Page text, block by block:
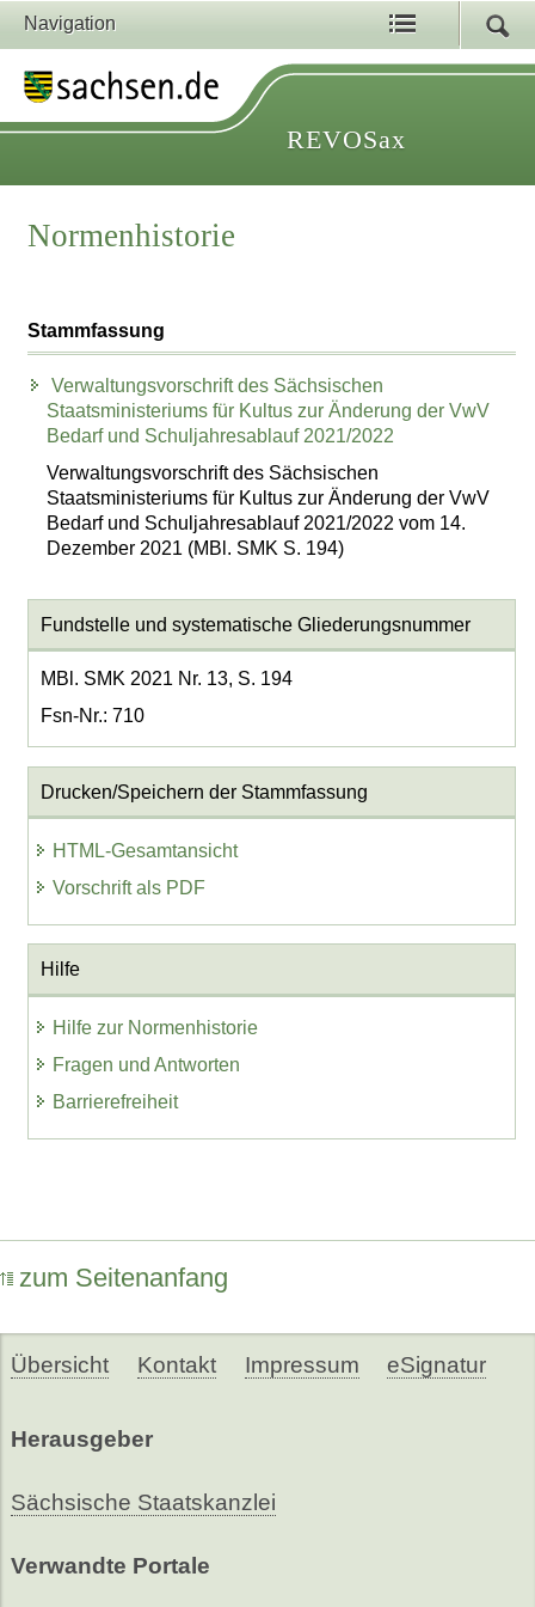
Navigation
REVOSax
Normenhistorie
Stammfassung
Verwaltungsvorschrift des Sächsischen
Staatsministeriums für Kultus zur Änderung der VwV
Bedarf und Schuljahresablauf 2021/2022
Verwaltungsvorschrift des Sächsischen
Staatsministeriums für Kultus zur Änderung der VwV
Bedarf und Schuljahresablauf 2021/2022 vom 14.
Dezember 2021 (MBl. SMK S. 194)
Fundstelle und systematische Gliederungsnummer
MBl. SMK 2021 Nr. 13, S. 194
Fsn-Nr.: 710
Drucken/Speichern der Stammfassung
HTML-Gesamtansicht
Vorschrift als PDF
Hilfe
Hilfe zur Normenhistorie
Fragen und Antworten
Barrierefreiheit
zum Seitenanfang
Übersicht Kontakt Impressum eSignatur
Herausgeber
Sächsische Staatskanzlei
Verwandte Portale